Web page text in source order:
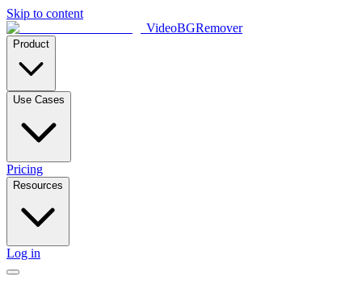
Skip to content
VideoBGRemover
Product
Use Cases
Pricing
Resources
Log in